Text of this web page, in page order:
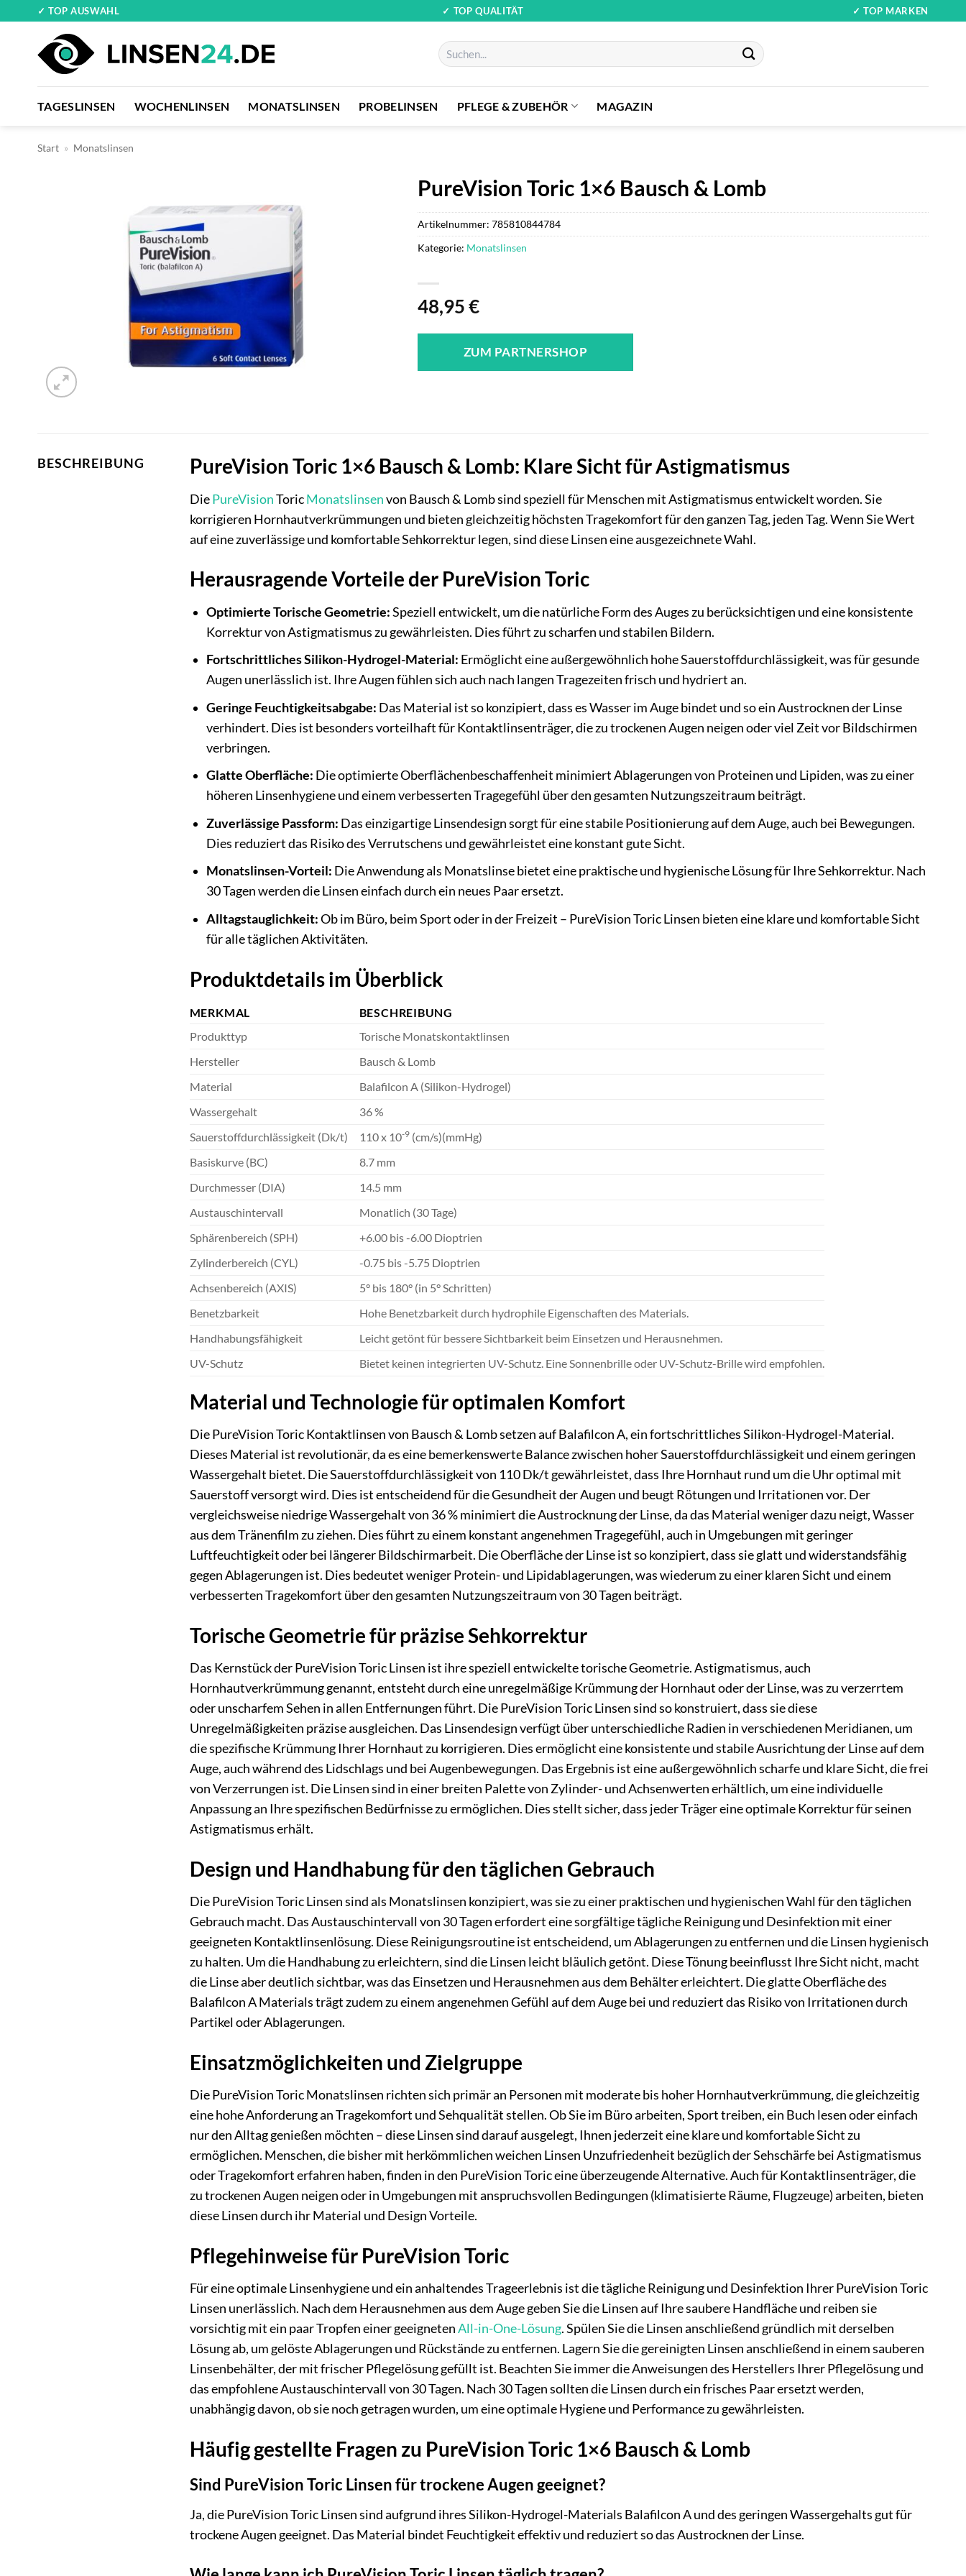
springen
✓ TOP AUSWAHL ✓ TOP QUALITÄT ✓ TOP MARKEN
Suchen
nach:
TAGESLINSEN WOCHENLINSEN MONATSLINSEN PROBELINSEN PFLEGE & ZUBEHÖR MAGAZIN
Start » Monatslinsen
PureVision Toric 1×6 Bausch & Lomb
48,95€
ZUM PARTNERSHOP
Artikelnummer:785810844784
Kategorie: Monatslinsen
BESCHREIBUNG PureVision Toric 1×6 Bausch & Lomb: Klare Sicht für Astigmatismus
DiePureVisionToricMonatslinsenvon Bausch & Lomb sind speziell für Menschen mit Astigmatismus entwickelt worden. Sie
korrigieren Hornhautverkrümmungen und bieten gleichzeitig höchsten Tragekomfort für den ganzen Tag, jeden Tag. Wenn Sie Wert
auf eine zuverlässige und komfortable Sehkorrektur legen, sind diese Linsen eine ausgezeichnete Wahl.
Herausragende Vorteile der PureVision Toric
Optimierte Torische Geometrie:Speziell entwickelt, um die natürliche Form des Auges zu berücksichtigen und eine konsistente
Korrektur von Astigmatismus zu gewährleisten. Dies führt zu scharfen und stabilen Bildern.
Fortschrittliches Silikon-Hydrogel-Material: Ermöglicht eine außergewöhnlich hohe Sauerstoffdurchlässigkeit, was für gesunde
Augen unerlässlich ist. Ihre Augen fühlen sich auch nach langen Tragezeiten frisch und hydriert an.
Geringe Feuchtigkeitsabgabe: Das Material ist so konzipiert, dass es Wasser im Auge bindet und so ein Austrocknen der Linse
verhindert. Dies ist besonders vorteilhaft für Kontaktlinsenträger, die zu trockenen Augen neigen oder viel Zeit vor Bildschirmen
verbringen.
Glatte Oberfläche: Die optimierte Oberflächenbeschaffenheit minimiert Ablagerungen von Proteinen und Lipiden, was zu einer
höheren Linsenhygiene und einem verbesserten Tragegefühl über den gesamten Nutzungszeitraum beiträgt.
Zuverlässige Passform: Das einzigartige Linsendesign sorgt für eine stabile Positionierung auf dem Auge, auch bei Bewegungen.
Dies reduziert das Risiko des Verrutschens und gewährleistet eine konstant gute Sicht.
Monatslinsen-Vorteil: Die Anwendung als Monatslinse bietet eine praktische und hygienische Lösung für Ihre Sehkorrektur. Nach
30 Tagen werden die Linsen einfach durch ein neues Paar ersetzt.
Alltagstauglichkeit:Ob im Büro, beim Sport oder in der Freizeit – PureVision Toric Linsen bieten eine klare und komfortable Sicht
für alle täglichen Aktivitäten.
Produktdetails im Überblick
MERKMAL
BESCHREIBUNG
Produkttyp
Torische Monatskontaktlinsen
Hersteller
Bausch & Lomb
Material
Balafilcon A (Silikon-Hydrogel)
Wassergehalt
36 %
Sauerstoffdurchlässigkeit (Dk/t)
110 x 10-9(cm/s)(mmHg)
Basiskurve (BC)
8.7 mm
Durchmesser (DIA)
14.5 mm
Austauschintervall
Monatlich (30 Tage)
Sphärenbereich (SPH)
+6.00 bis -6.00 Dioptrien
Zylinderbereich (CYL)
-0.75 bis -5.75 Dioptrien
Achsenbereich (AXIS)
5° bis 180° (in 5° Schritten)
Benetzbarkeit
Hohe Benetzbarkeit durch hydrophile Eigenschaften des Materials.
Handhabungsfähigkeit
Leicht getönt für bessere Sichtbarkeit beim Einsetzen und Herausnehmen.
UV-Schutz
Bietet keinen integrierten UV-Schutz. Eine Sonnenbrille oder UV-Schutz-Brille wird empfohlen.
Material und Technologie für optimalen Komfort
Die PureVision Toric Kontaktlinsen von Bausch & Lomb setzen auf Balafilcon A, ein fortschrittliches Silikon-Hydrogel-Material.
Dieses Material ist revolutionär, da es eine bemerkenswerte Balance zwischen hoher Sauerstoffdurchlässigkeit und einem geringen
Wassergehalt bietet. Die Sauerstoffdurchlässigkeit von 110 Dk/t gewährleistet, dass Ihre Hornhaut rund um die Uhr optimal mit
Sauerstoff versorgt wird. Dies ist entscheidend für die Gesundheit der Augen und beugt Rötungen und Irritationen vor. Der
vergleichsweise niedrige Wassergehalt von 36 % minimiert die Austrocknung der Linse, da das Material weniger dazu neigt, Wasser
aus dem Tränenfilm zu ziehen. Dies führt zu einem konstant angenehmen Tragegefühl, auch in Umgebungen mit geringer
Luftfeuchtigkeit oder bei längerer Bildschirmarbeit. Die Oberfläche der Linse ist so konzipiert, dass sie glatt und widerstandsfähig
gegen Ablagerungen ist. Dies bedeutet weniger Protein- und Lipidablagerungen, was wiederum zu einer klaren Sicht und einem
verbesserten Tragekomfort über den gesamten Nutzungszeitraum von 30 Tagen beiträgt.
Torische Geometrie für präzise Sehkorrektur
Das Kernstück der PureVision Toric Linsen ist ihre speziell entwickelte torische Geometrie. Astigmatismus, auch
Hornhautverkrümmung genannt, entsteht durch eine unregelmäßige Krümmung der Hornhaut oder der Linse, was zu verzerrtem
oder unscharfem Sehen in allen Entfernungen führt. Die PureVision Toric Linsen sind so konstruiert, dass sie diese
Unregelmäßigkeiten präzise ausgleichen. Das Linsendesign verfügt über unterschiedliche Radien in verschiedenen Meridianen, um
die spezifische Krümmung Ihrer Hornhaut zu korrigieren. Dies ermöglicht eine konsistente und stabile Ausrichtung der Linse auf dem
Auge, auch während des Lidschlags und bei Augenbewegungen. Das Ergebnis ist eine außergewöhnlich scharfe und klare Sicht, die frei
von Verzerrungen ist. Die Linsen sind in einer breiten Palette von Zylinder- und Achsenwerten erhältlich, um eine individuelle
Anpassung an Ihre spezifischen Bedürfnisse zu ermöglichen. Dies stellt sicher, dass jeder Träger eine optimale Korrektur für seinen
Astigmatismus erhält.
Design und Handhabung für den täglichen Gebrauch
Die PureVision Toric Linsen sind als Monatslinsen konzipiert, was sie zu einer praktischen und hygienischen Wahl für den täglichen
Gebrauch macht. Das Austauschintervall von 30 Tagen erfordert eine sorgfältige tägliche Reinigung und Desinfektion mit einer
geeigneten Kontaktlinsenlösung. Diese Reinigungsroutine ist entscheidend, um Ablagerungen zu entfernen und die Linsen hygienisch
zu halten. Um die Handhabung zu erleichtern, sind die Linsen leicht bläulich getönt. Diese Tönung beeinflusst Ihre Sicht nicht, macht
die Linse aber deutlich sichtbar, was das Einsetzen und Herausnehmen aus dem Behälter erleichtert. Die glatte Oberfläche des
Balafilcon A Materials trägt zudem zu einem angenehmen Gefühl auf dem Auge bei und reduziert das Risiko von Irritationen durch
Partikel oder Ablagerungen.
Einsatzmöglichkeiten und Zielgruppe
Die PureVision Toric Monatslinsen richten sich primär an Personen mit moderate bis hoher Hornhautverkrümmung, die gleichzeitig
eine hohe Anforderung an Tragekomfort und Sehqualität stellen. Ob Sie im Büro arbeiten, Sport treiben, ein Buch lesen oder einfach
nur den Alltag genießen möchten – diese Linsen sind darauf ausgelegt, Ihnen jederzeit eine klare und komfortable Sicht zu
ermöglichen. Menschen, die bisher mit herkömmlichen weichen Linsen Unzufriedenheit bezüglich der Sehschärfe bei Astigmatismus
oder Tragekomfort erfahren haben, finden in den PureVision Toric eine überzeugende Alternative. Auch für Kontaktlinsenträger, die
zu trockenen Augen neigen oder in Umgebungen mit anspruchsvollen Bedingungen (klimatisierte Räume, Flugzeuge) arbeiten, bieten
diese Linsen durch ihr Material und Design Vorteile.
Pflegehinweise für PureVision Toric
Für eine optimale Linsenhygiene und ein anhaltendes Trageerlebnis ist die tägliche Reinigung und Desinfektion Ihrer PureVision Toric
Linsen unerlässlich. Nach dem Herausnehmen aus dem Auge geben Sie die Linsen auf Ihre saubere Handfläche und reiben sie
vorsichtig mit ein paar Tropfen einer geeignetenAll-in-One-Lösung. Spülen Sie die Linsen anschließend gründlich mit derselben
Lösung ab, um gelöste Ablagerungen und Rückstände zu entfernen. Lagern Sie die gereinigten Linsen anschließend in einem sauberen
Linsenbehälter, der mit frischer Pflegelösung gefüllt ist. Beachten Sie immer die Anweisungen des Herstellers Ihrer Pflegelösung und
das empfohlene Austauschintervall von 30 Tagen. Nach 30 Tagen sollten die Linsen durch ein frisches Paar ersetzt werden,
unabhängig davon, ob sie noch getragen wurden, um eine optimale Hygiene und Performance zu gewährleisten.
Häufig gestellte Fragen zu PureVision Toric 1×6 Bausch & Lomb
Sind PureVision Toric Linsen für trockene Augen geeignet?
Ja, die PureVision Toric Linsen sind aufgrund ihres Silikon-Hydrogel-Materials Balafilcon A und des geringen Wassergehalts gut für
trockene Augen geeignet. Das Material bindet Feuchtigkeit effektiv und reduziert so das Austrocknen der Linse.